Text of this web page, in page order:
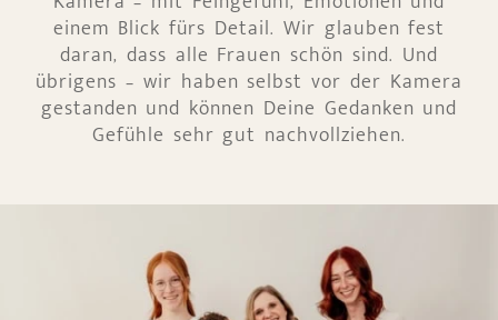
einem Blick fürs Detail. Wir glauben fest
daran, dass alle Frauen schön sind. Und
übrigens – wir haben selbst vor der Kamera
gestanden und können Deine Gedanken und
Gefühle sehr gut nachvollziehen.